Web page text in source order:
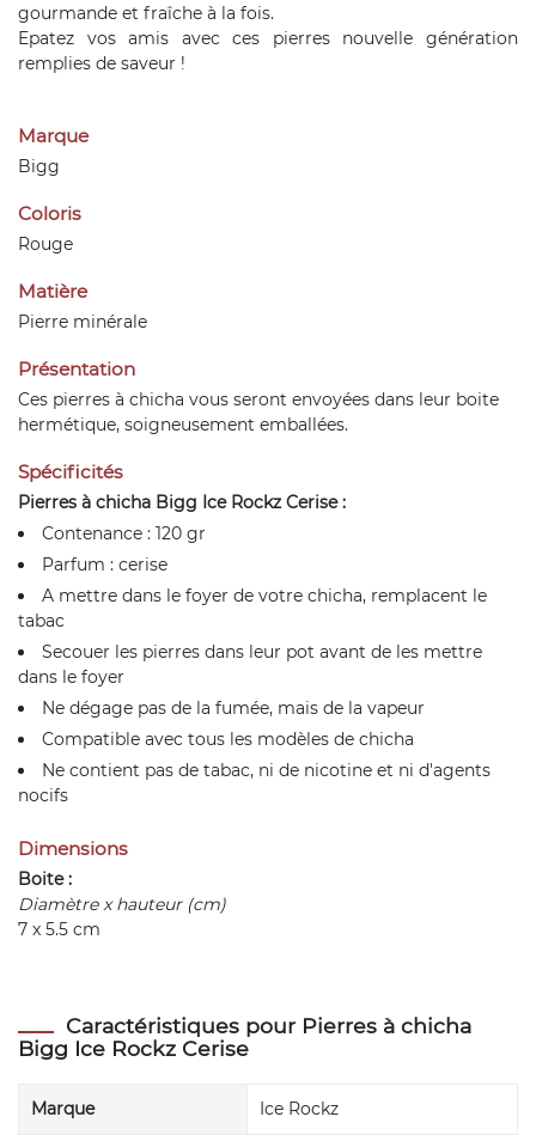
gourmande et fraîche à la fois.
Epatez vos amis avec ces pierres nouvelle génération
remplies de saveur !
Marque
Bigg
Coloris
Rouge
Matière
Pierre minérale
Présentation
Ces pierres à chicha vous seront envoyées dans leur boite
hermétique, soigneusement emballées.
Spécificités
Pierres à chicha Bigg Ice Rockz Cerise :
Contenance : 120 gr
Parfum : cerise
A mettre dans le foyer de votre chicha, remplacent le
tabac
Secouer les pierres dans leur pot avant de les mettre
dans le foyer
Ne dégage pas de la fumée, mais de la vapeur
Compatible avec tous les modèles de chicha
Ne contient pas de tabac, ni de nicotine et ni d'agents
nocifs
Dimensions
Boite :
Diamètre x hauteur (cm)
7 x 5.5 cm
Caractéristiques pour Pierres à chicha
Bigg Ice Rockz Cerise
Marque Ice Rockz